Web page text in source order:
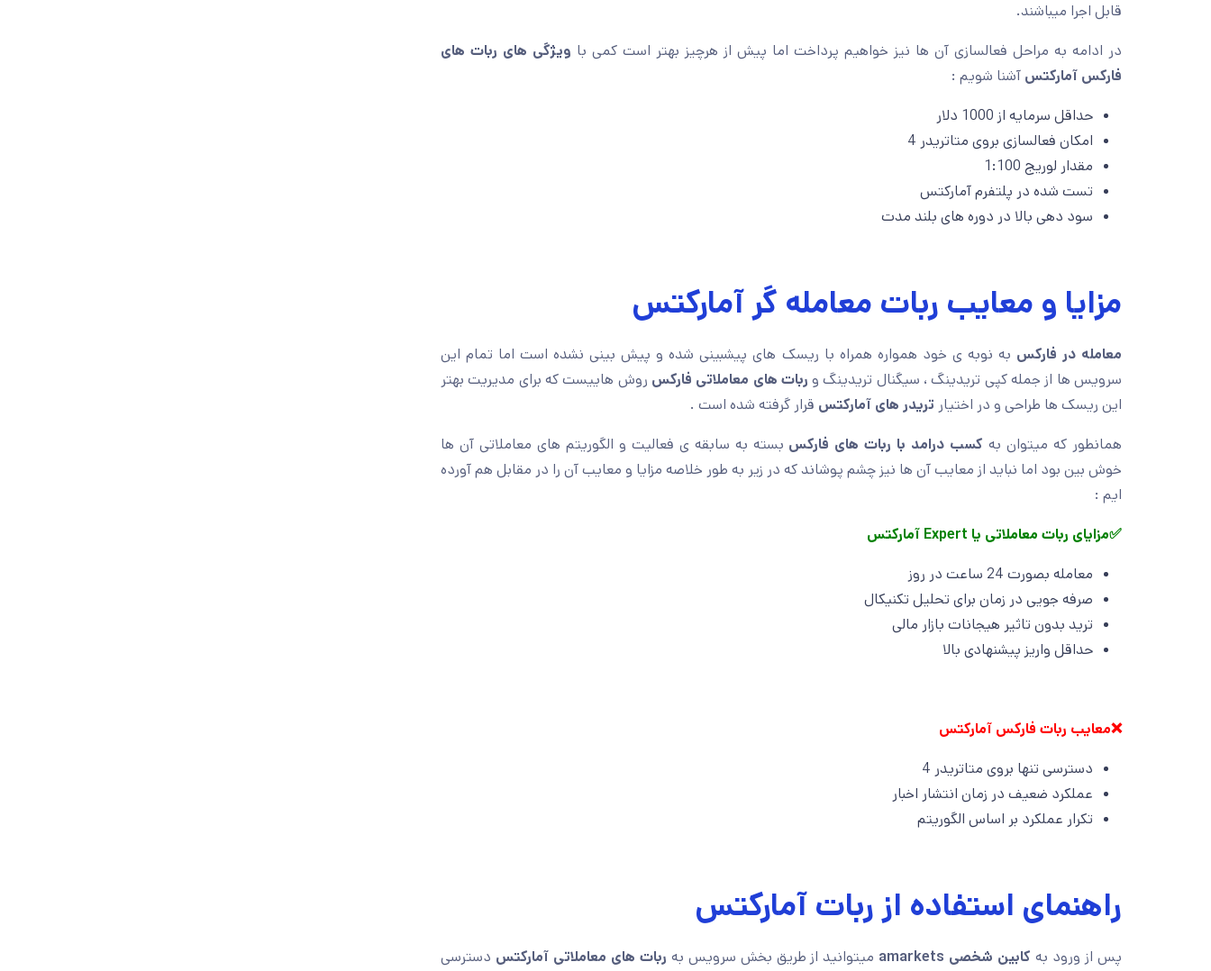
قابل اجرا میباشند.
در ادامه به مراحل فعالسازی آن ها نیز خواهیم پرداخت اما پیش از هرچیز بهتر است کمی با ویژگی های ربات های
فارکس آمارکتس آشنا شویم :
حداقل سرمایه از 1000 دلار
امکان فعالسازی بروی متاتریدر 4
مقدار لوریج 1:100
تست شده در پلتفرم آمارکتس
سود دهی بالا در دوره های بلند مدت
مزایا و معایب ربات معامله گر آمارکتس
معامله در فارکس به نوبه ی خود همواره همراه با ریسک های پیشبینی شده و پیش بینی نشده است اما تمام این
سرویس ها از جمله کپی تریدینگ ، سیگنال تریدینگ و ربات های معاملاتی فارکس روش هاییست که برای مدیریت بهتر
این ریسک ها طراحی و در اختیار تریدر های آمارکتس قرار گرفته شده است .
همانطور که میتوان به کسب درامد با ربات های فارکس بسته به سابقه ی فعالیت و الگوریتم های معاملاتی آن ها
خوش بین بود اما نباید از معایب آن ها نیز چشم پوشاند که در زیر به طور خلاصه مزایا و معایب آن را در مقابل هم آورده
ایم :
✅مزایای ربات معاملاتی یا Expert آمارکتس
معامله بصورت 24 ساعت در روز
صرفه جویی در زمان برای تحلیل تکنیکال
ترید بدون تاثیر هیجانات بازار مالی
حداقل واریز پیشنهادی بالا
❌معایب ربات فارکس آمارکتس
دسترسی تنها بروی متاتریدر 4
عملکرد ضعیف در زمان انتشار اخبار
تکرار عملکرد بر اساس الگوریتم
راهنمای استفاده از ربات آمارکتس
پس از ورود به کابین شخصی amarkets میتوانید از طریق بخش سرویس به ربات های معاملاتی آمارکتس دسترسی